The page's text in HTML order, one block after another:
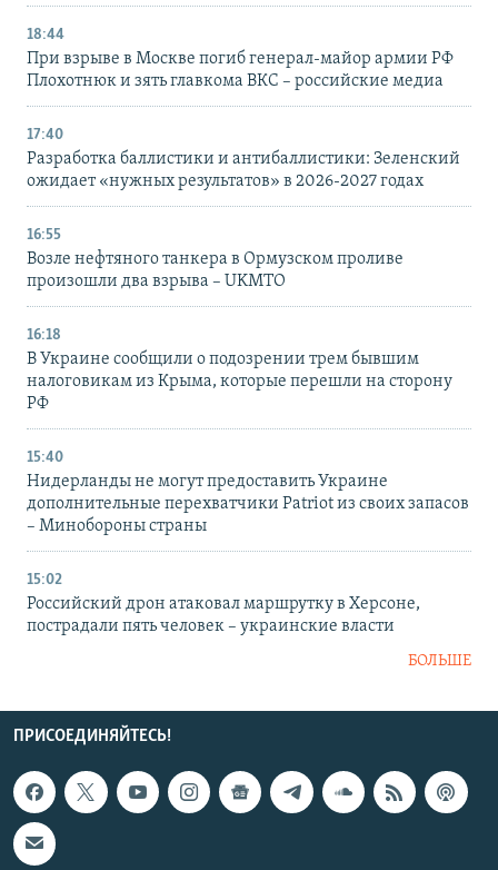
18:44
При взрыве в Москве погиб генерал-майор армии РФ
Плохотнюк и зять главкома ВКС – российские медиа
17:40
Разработка баллистики и антибаллистики: Зеленский
ожидает «нужных результатов» в 2026-2027 годах
16:55
Возле нефтяного танкера в Ормузском проливе
произошли два взрыва – UKMTO
16:18
В Украине сообщили о подозрении трем бывшим
налоговикам из Крыма, которые перешли на сторону
РФ
15:40
Нидерланды не могут предоставить Украине
дополнительные перехватчики Patriot из своих запасов
– Минобороны страны
15:02
Российский дрон атаковал маршрутку в Херсоне,
пострадали пять человек – украинские власти
БОЛЬШЕ
ПРИСОЕДИНЯЙТЕСЬ!